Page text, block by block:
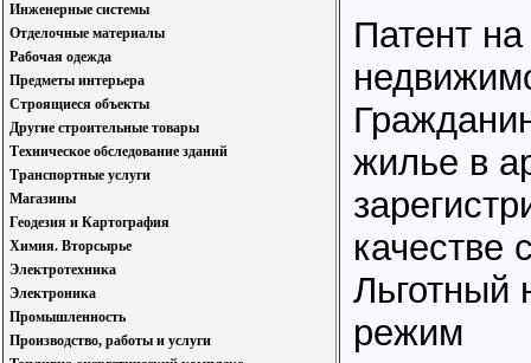
Инженерные системы
Отделочные материалы
Рабочая одежда
Предметы интерьера
Строящиеся объекты
Другие строительные товары
Техническое обследование зданий
Транспортные услуги
Магазины
Геодезия и Картография
Химия. Вторсырье
Электротехника
Электроника
Промышленность
Производство, работы и услуги
Патент
жилье в
качестве
Льготный
режим